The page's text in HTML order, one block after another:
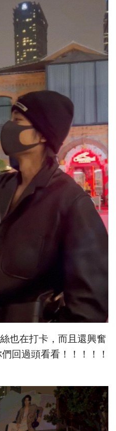
也在打卡，而且還興奮
回過頭看看！！！！！